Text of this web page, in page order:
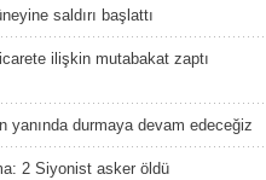
saldırı başlattı
ilişkin mutabakat zaptı
yanında durmaya devam edeceğiz
2 Siyonist asker öldü